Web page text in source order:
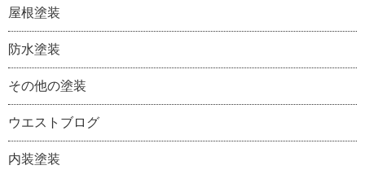
屋根塗装
防水塗装
その他の塗装
ウエストブログ
内装塗装